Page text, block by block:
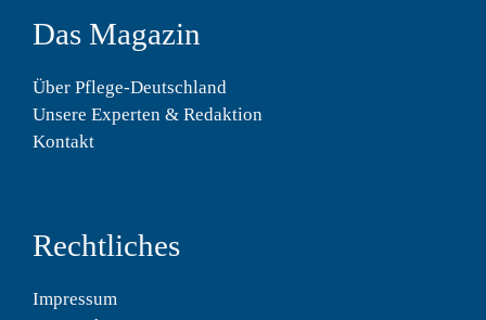
Das Magazin
Über Pflege-Deutschland
Unsere Experten & Redaktion
Kontakt
Rechtliches
Impressum